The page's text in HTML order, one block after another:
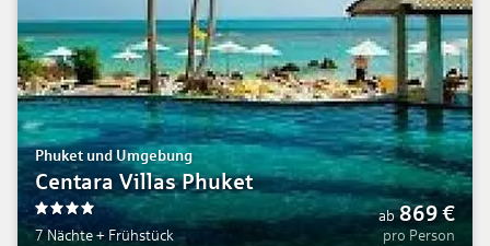
Phuket und Umgebung
Centara Villas Phuket
4
7 Nächte + Frühstück
ab 869€
pro Person